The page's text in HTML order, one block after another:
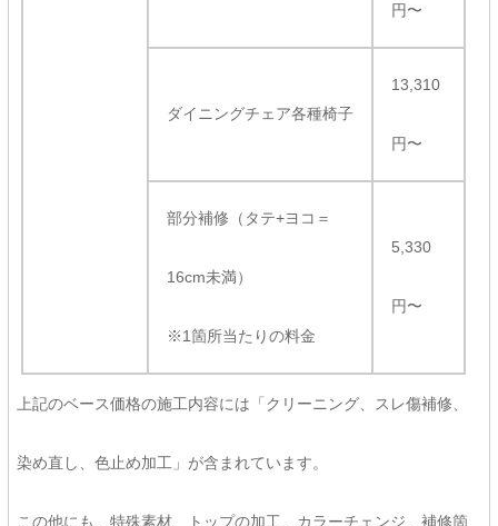
円〜
ダイニングチェア各種椅子
13,310
円〜
部分補修（タテ+ヨコ＝
16cm未満）
※1箇所当たりの料金
5,330
円〜
上記のベース価格の施工内容には「クリーニング、スレ傷補修、
染め直し、色止め加工」が含まれています。
この他にも、特殊素材、トップの加工、カラーチェンジ、補修箇